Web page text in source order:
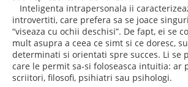
Inteligenta intrapersonala ii
introvertiti, care prefera sa se joace
“viseaza cu ochii deschisi”. De fapt, ei se
mult asupra a ceea ce simt si ce doresc,
determinati si orientati spre succes. Li se
care le permit sa-si foloseasca intuitia: ar
scriitori, filosofi, psihiatri sau psihologi.